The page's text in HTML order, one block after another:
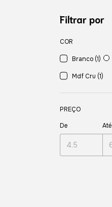
Filtrar por
COR
Branco (1)
Mdf Cru (1)
PREÇO
De
Até